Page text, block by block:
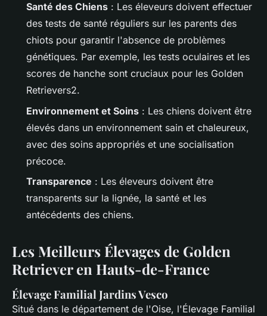
Santé des Chiens : Les éleveurs doivent effectuer
des tests de santé réguliers sur les parents des
chiots pour garantir l'absence de problèmes
génétiques. Par exemple, les tests oculaires et les
scores de hanche sont cruciaux pour les Golden
Retrievers2.
Environnement et Soins : Les chiens doivent être
élevés dans un environnement sain et chaleureux,
avec des soins appropriés et une socialisation
précoce.
Transparence : Les éleveurs doivent être
transparents sur la lignée, la santé et les
antécédents des chiens.
Les Meilleurs Élevages de Golden
Retriever en Hauts-de-France
Élevage Familial Jardins Vesco
Situé dans le département de l'Oise, l'Élevage Familial